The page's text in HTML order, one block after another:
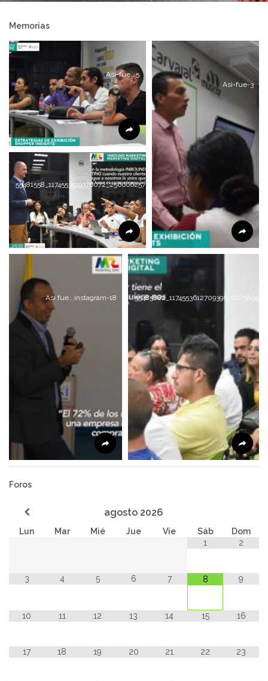
Memorias
Asi-fue...5
Asi-fue-3
55481558_1174553519376072_256666257766481920_n
Asi fue...instagram-18
Foros
agosto 2026
Lun Mar Mié Jue Vie Sáb
Dom
1
2
3 4 5 6 7 8 9
10 11 12 13 14 15 16
17 18 19 20 21 22 23